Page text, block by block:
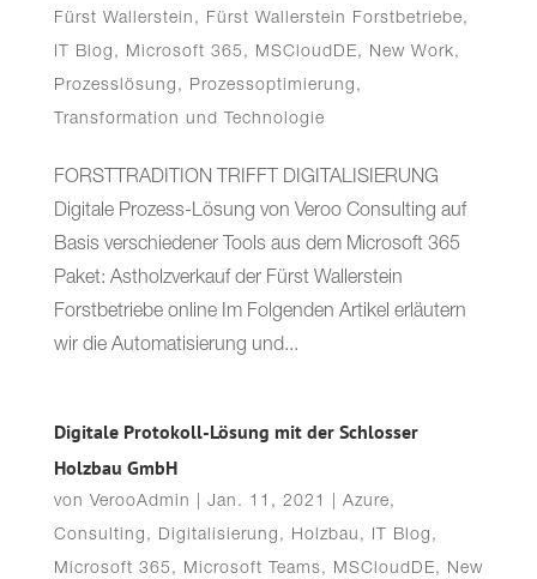
Fürst Wallerstein , Fürst Wallerstein Forstbetriebe,
IT Blog , Microsoft 365 , MSCloudDE, New Work,
Prozesslösung , Prozessoptimierung ,
Transformation und Technologie
FORSTTRADITION TRIFFT DIGITALISIERUNG
Digitale Prozess-Lösung von Veroo Consulting auf
Basis verschiedener Tools aus dem Microsoft 365
Paket: Astholzverkauf der Fürst Wallerstein
Forstbetriebe online Im Folgenden Artikel erläutern
wir die Automatisierung und...
Digitale Protokoll-Lösung mit der Schlosser
Holzbau GmbH
von VerooAdmin Jan. 11, 2021 Azure,
Consulting , Digitalisierung , Holzbau , IT Blog ,
Microsoft 365 , Microsoft Teams, MSCloudDE, New